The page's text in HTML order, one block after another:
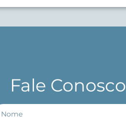
Fale Conosco